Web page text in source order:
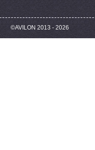
©AVILON 2013 - 2026